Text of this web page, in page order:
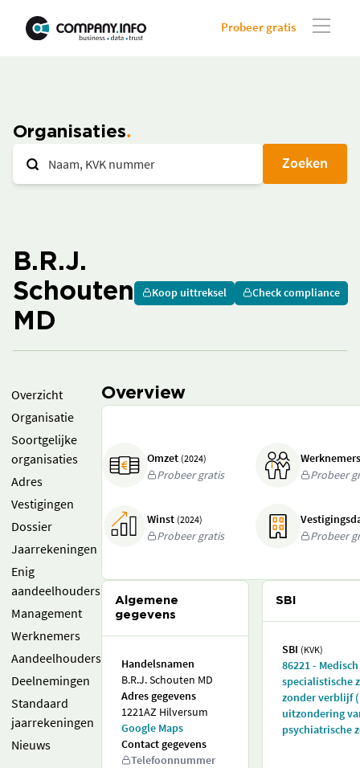
Probeer gratis
Organisaties
Zoeken
B.R.J.
Schouten
MD
Koop uittreksel Check compliance
Overzicht
Organisatie
Soortgelijke
organisaties
Adres
Vestigingen
Dossier
Jaarrekeningen
Enig
aandeelhouders
Management
Werknemers
Aandeelhouders
Deelnemingen
Standaard
jaarrekeningen
Nieuws
Overview
Omzet (2024)
Probeer gratis
Probeer
Winst (2024)
Probeer gratis
Probeer
Algemene
gegevens
Handelsnamen
B.R.J. Schouten MD
Adres gegevens
1221AZ Hilversum
Google Maps
Contact gegevens
Telefoonnummer
SBI
SBI (KVK)
86221 - Medisch
specialistische
zonder verblijf
uitzondering
psychiatrische